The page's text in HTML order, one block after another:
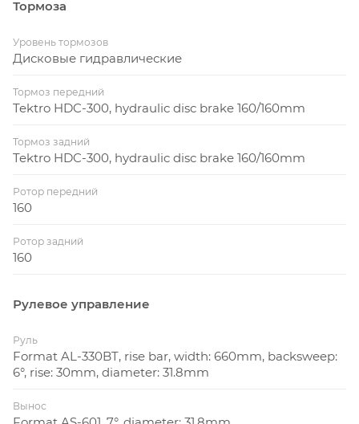
Тормоза
Уровень тормозов
Дисковые гидравлические
Тормоз передний
Tektro HDC-300, hydraulic disc brake 160/160mm
Тормоз задний
Tektro HDC-300, hydraulic disc brake 160/160mm
Ротор передний
160
Ротор задний
160
Рулевое управление
Руль
Format AL-330BT, rise bar, width: 660mm, backsweep:
6°, rise: 30mm, diameter: 31.8mm
Вынос